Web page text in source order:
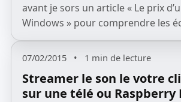
avant je sors un article « Le prix
Windows » pour comprendre les
07/02/2015 • 1 min de lecture
Streamer le son le votre
sur une télé ou Raspberry